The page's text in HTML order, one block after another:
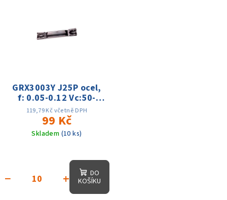
GRX3003Y J25P ocel,
f: 0.05-0.12 Vc:50-
150m
119,79 Kč včetně DPH
99 Kč
Skladem (10 ks)
+
−
DO
KOŠÍKU